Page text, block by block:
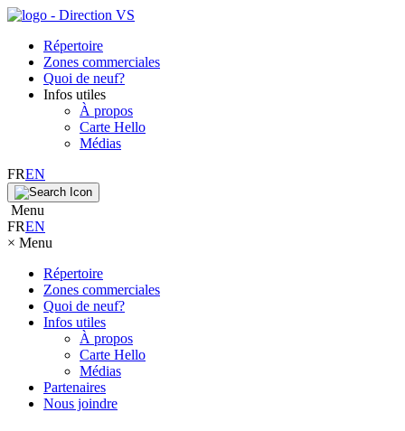
Répertoire
Zones commerciales
Quoi de neuf?
Infos utiles
À propos
Carte Hello
Médias
FREN
Menu
FREN
× Menu
Répertoire
Zones commerciales
Quoi de neuf?
Infos utiles
À propos
Carte Hello
Médias
Partenaires
Nous joindre